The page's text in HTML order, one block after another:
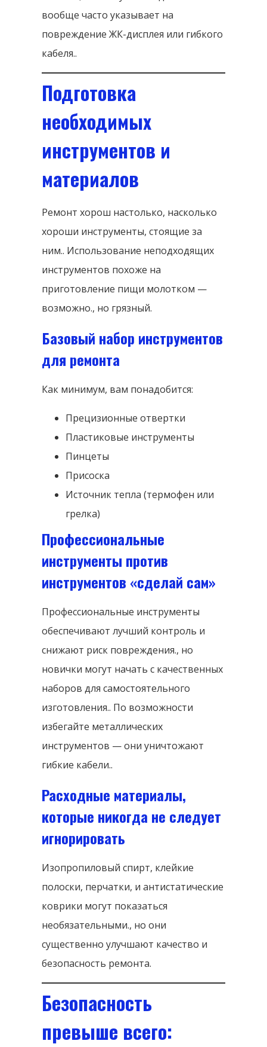
вообще часто указывает на
повреждение ЖК-дисплея или гибкого
кабеля..
Подготовка
необходимых
инструментов и
материалов
Ремонт хорош настолько, насколько
хороши инструменты, стоящие за
ним.. Использование неподходящих
инструментов похоже на
приготовление пищи молотком —
возможно., но грязный.
Базовый набор инструментов
для ремонта
Как минимум, вам понадобится:
Прецизионные отвертки
Пластиковые инструменты
Пинцеты
Присоска
Источник тепла (термофен или
грелка)
Профессиональные
инструменты против
инструментов «сделай сам»
Профессиональные инструменты
обеспечивают лучший контроль и
снижают риск повреждения., но
новички могут начать с качественных
наборов для самостоятельного
изготовления.. По возможности
избегайте металлических
инструментов — они уничтожают
гибкие кабели..
Расходные материалы,
которые никогда не следует
игнорировать
Изопропиловый спирт, клейкие
полоски, перчатки, и антистатические
коврики могут показаться
необязательными., но они
существенно улучшают качество и
безопасность ремонта.
Безопасность
превыше всего: